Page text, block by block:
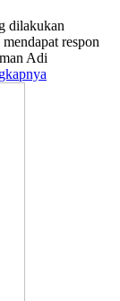
dilakukan
respon
Adi